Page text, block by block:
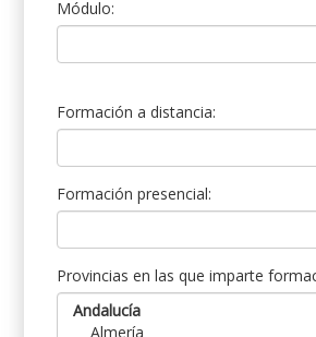
Módulo:
Formación a distancia:
Formación presencial:
Provincias en las que imparte